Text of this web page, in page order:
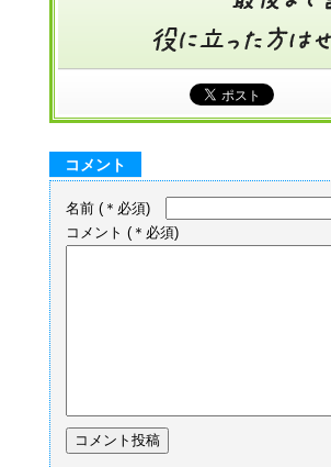
コメント
名前 (＊必須)
コメント (＊必須)